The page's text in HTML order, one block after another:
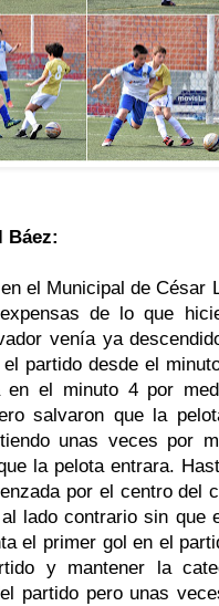
Báez:
el Municipal de César
de lo que
venía ya
partido desde el
en el minuto 4 por
salvaron que la
unas veces por
la pelota entrara.
por el centro del
lado contrario sin que
el primer gol en el
y mantener la
partido pero unas